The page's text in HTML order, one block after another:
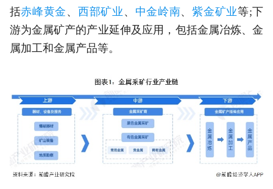
括赤峰黄金 、 西部矿业 、 中金岭南、紫金矿业等;下
游为金属矿产的产业延伸及应用，包括金属冶炼、金
属加工和金属产品等。